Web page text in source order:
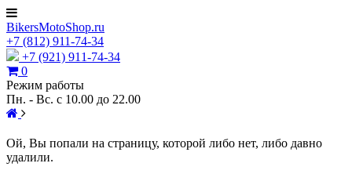
BikersMotoShop.ru
+7 (812) 911-74-34
+7 (921) 911-74-34
0
Режим работы
Пн. - Вс. с 10.00 до 22.00
Ой, Вы попали на страницу, которой либо нет, либо давно
удалили.